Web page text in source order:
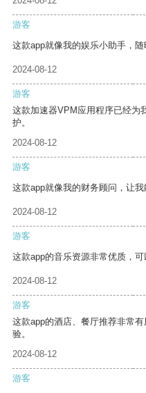
游客
这款app就像我的娱乐小助手，随
2024-08-12
游客
这款加速器VPM应用程序已经为
护。
2024-08-12
游客
这款app就像我的财务顾问，让我
2024-08-12
游客
这款app的音乐资源非常优质，可
2024-08-12
游客
这款app的酒店、餐厅推荐非常
验。
2024-08-12
游客